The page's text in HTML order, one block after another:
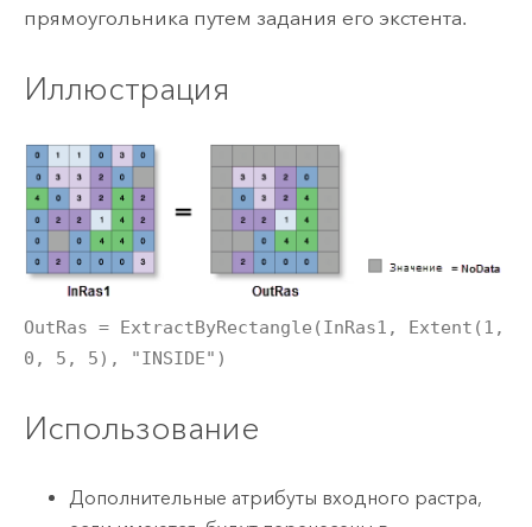
прямоугольника путем задания его экстента.
Иллюстрация
OutRas = ExtractByRectangle(InRas1, Extent(1,
0, 5, 5), "INSIDE")
Использование
Дополнительные атрибуты входного растра,